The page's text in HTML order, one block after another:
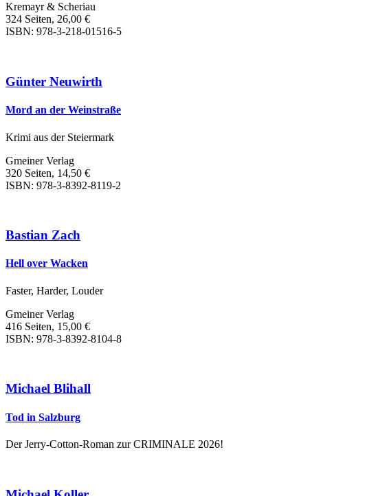
Kremayr & Scheriau
324 Seiten, 26,00 €
ISBN: 978-3-218-01516-5
Günter Neuwirth
Mord an der Weinstraße
Krimi aus der Steiermark
Gmeiner Verlag
320 Seiten, 14,50 €
ISBN: 978-3-8392-8119-2
Bastian Zach
Hell over Wacken
Faster, Harder, Louder
Gmeiner Verlag
416 Seiten, 15,00 €
ISBN: 978-3-8392-8104-8
Michael Blihall
Tod in Salzburg
Der Jerry-Cotton-Roman zur CRIMINALE 2026!